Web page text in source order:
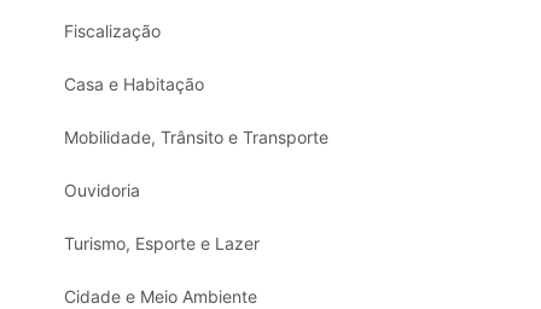
Fiscalização
Casa e Habitação
Mobilidade, Trânsito e Transporte
Ouvidoria
Turismo, Esporte e Lazer
Cidade e Meio Ambiente